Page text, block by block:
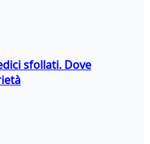
sfollati. Dove